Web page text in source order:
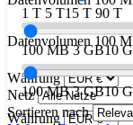
100 MB 3 GB10
Währung
Netz
Sortieren nach
1 T 5 T15 T 90 T
Datenvolumen 100
100 MB 3 GB10
Währung